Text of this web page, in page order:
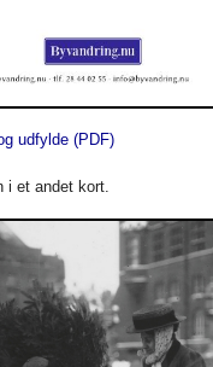
udfylde (PDF)
i et andet kort.